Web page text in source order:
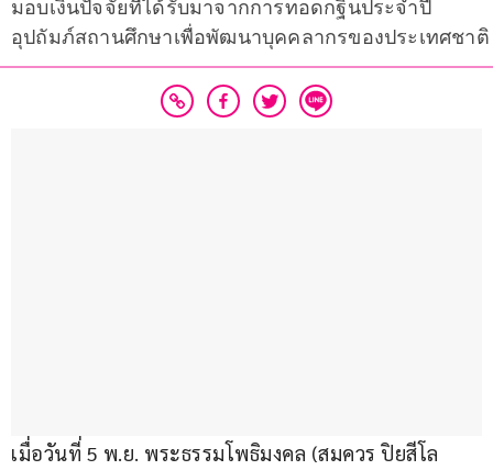
มอบเงินปัจจัยที่ได้รับมาจากการทอดกฐินประจำปี
อุปถัมภ์สถานศึกษาเพื่อพัฒนาบุคคลากรของประเทศชาติ
เมื่อวันที่ 5 พ.ย. พระธรรมโพธิมงคล (สมควร ปิยสีโล